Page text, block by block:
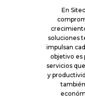
En
soluciones
impulsan
objetivo es
servicios
y